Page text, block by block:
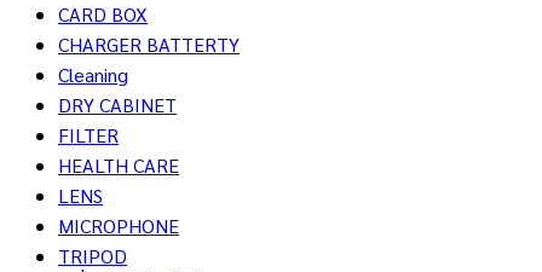
CARD BOX
CHARGER BATTERTY
Cleaning
DRY CABINET
FILTER
HEALTH CARE
LENS
MICROPHONE
TRIPOD